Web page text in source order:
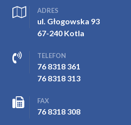
ADRES
ul. Głogowska 93
67-240 Kotla
TELEFON
76 8318 361
76 8318 313
FAX
76 8318 308